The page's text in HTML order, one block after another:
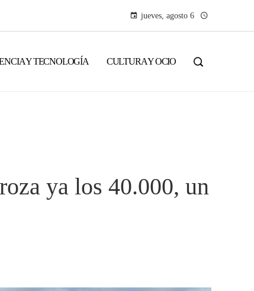
jueves, agosto 6
Y TECNOLOGÍA CULTURA Y OCIO
ya los 40.000, un